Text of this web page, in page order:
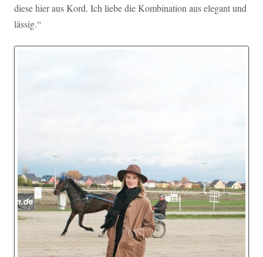
diese hier aus Kord. Ich liebe die Kombination aus elegant und
lässig.“